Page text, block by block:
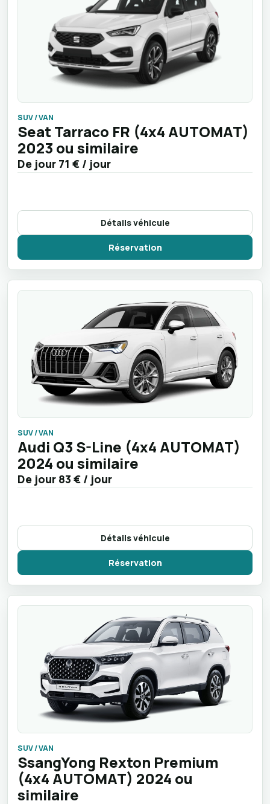
SUV / VAN
Seat Tarraco FR (4x4 AUTOMAT)
2023 ou similaire
De jour 71 € / jour
Détails véhicule
Réservation
SUV / VAN
Audi Q3 S-Line (4x4 AUTOMAT)
2024 ou similaire
De jour 83 € / jour
Détails véhicule
Réservation
SUV / VAN
SsangYong Rexton Premium
(4x4 AUTOMAT) 2024 ou
similaire